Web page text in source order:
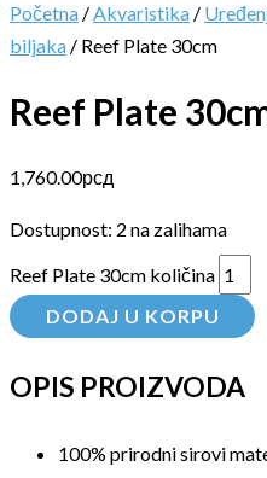
Početna /Akvaristika /
biljaka / Reef Plate 30cm
Reef Plate
1,760.00рсд
Dostupnost: 2 na zalihama
Reef Plate 30cm količina
DODAJ U KORPU
OPIS PROIZVODA
100% prirodni sirovi